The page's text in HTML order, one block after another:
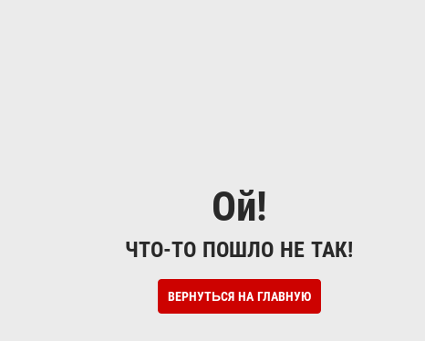
Ой!
ЧТО-ТО ПОШЛО НЕ ТАК!
ВЕРНУТЬСЯ НА ГЛАВНУЮ